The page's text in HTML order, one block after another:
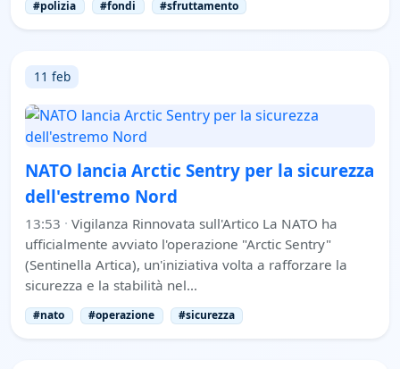
#polizia #fondi #sfruttamento
11 feb
NATO lancia Arctic Sentry per la sicurezza
dell'estremo Nord
13:53 · Vigilanza Rinnovata sull'Artico La NATO ha
ufficialmente avviato l'operazione "Arctic Sentry"
(Sentinella Artica), un'iniziativa volta a rafforzare la
sicurezza e la stabilità nel…
#nato #operazione #sicurezza